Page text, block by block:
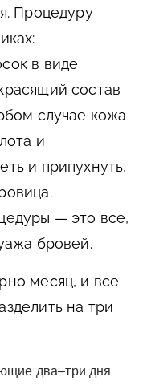
Процедуру
в виде
состав
случае кожа
и
и припухнуть,
— это все,
бровей.
месяц, и все
на три
два–три дня